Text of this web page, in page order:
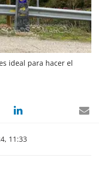
ideal para hacer el
11:33